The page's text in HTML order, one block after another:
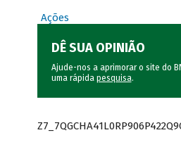
Ações
DÊ SUA OPINIÃO
Ajude-nos a aprimorar o site do
uma rápida pesquisa.